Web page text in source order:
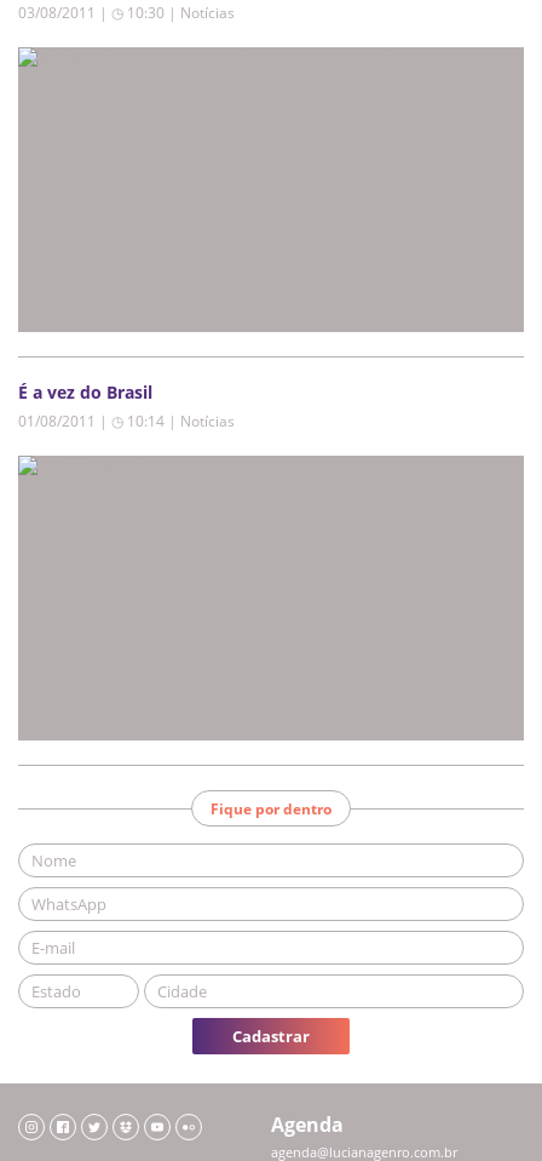
03/08/2011 | ◷ 10:30 | Notícias
É a vez do Brasil
01/08/2011 | ◷ 10:14 | Notícias
Fique por dentro
Cadastrar
Agenda
agenda@lucianagenro.com.br